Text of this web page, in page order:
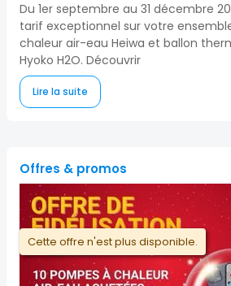
Du 1er septembre au 31 décembre
tarif exceptionnel sur votre
chaleur air-eau Heiwa et ballon
Hyoko H2O. Découvrir
Lire la suite
Offres & promos
Cette offre n'est plus disponible.